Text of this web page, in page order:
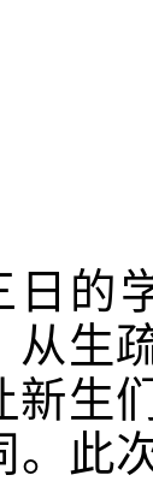
日的
从生
新生
。此